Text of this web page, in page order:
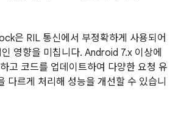
은 RIL 통신에서 부정확하게 사용되어
영향을 미칩니다. Android 7.x 이상에
고 코드를 업데이트하여 다양한 요청 유
다르게 처리해 성능을 개선할 수 있습니